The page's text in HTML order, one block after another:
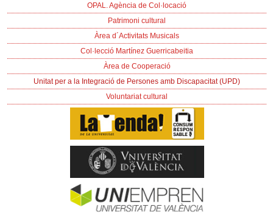
OPAL. Agència de Col·locació
Patrimoni cultural
Àrea d´Activitats Musicals
Col·lecció Martínez Guerricabeitia
Àrea de Cooperació
Unitat per a la Integració de Persones amb Discapacitat (UPD)
Voluntariat cultural